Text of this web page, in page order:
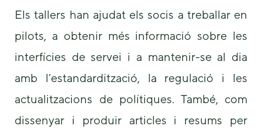
Els tallers han ajudat els socis a treballar en
pilots, a obtenir més informació sobre les
interfícies de servei i a mantenir-se al dia
amb l’estandardització, la regulació i les
actualitzacions de polítiques. També, com
dissenyar i produir articles i resums per
visit. If you
refuse these
cookies,
functionality
disappear
website.